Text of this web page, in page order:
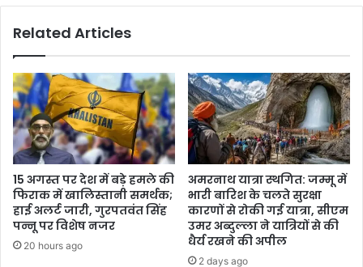
शर्मा
Related Articles
15 अगस्त पर देश में बड़े हमले की
फिराक में खालिस्तानी समर्थक;
हाई अलर्ट जारी, गुरपतवंत सिंह
पन्नू पर विशेष नजर
20 hours ago
अमरनाथ यात्रा स्थगित: जम्मू में
भारी बारिश के चलते सुरक्षा
कारणों से रोकी गई यात्रा, सीएम
उमर अब्दुल्ला ने यात्रियों से की
धैर्य रखने की अपील
2 days ago